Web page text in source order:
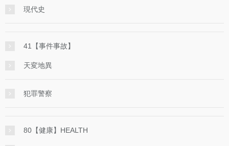
現代史
41【事件事故】
天変地異
犯罪警察
80【健康】HEALTH